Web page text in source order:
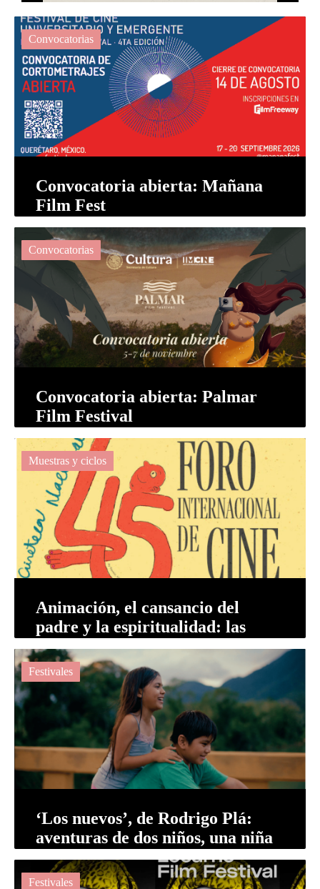
Convocatorias
Convocatoria abierta: Mañana
Film Fest
Convocatorias
Convocatoria abierta: Palmar
Film Festival
Muestras y ciclos
Animación, el cansancio del
padre y la espiritualidad: las
apuestas mexicanas en el °45
Foro Inte...
Festivales
‘Los nuevos’, de Rodrigo Plá:
aventuras de dos niños, una niña
y una perra.
Festivales